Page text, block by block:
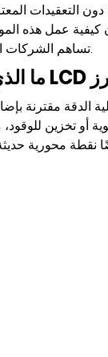
التعقيدات
كيفية عمل هذه
تساهم الشركات المصنعة الموثوقة في التثبيت الناجح.
1. ما مدفأة بشاشة LCD
أو تخزين
نقطة محورية